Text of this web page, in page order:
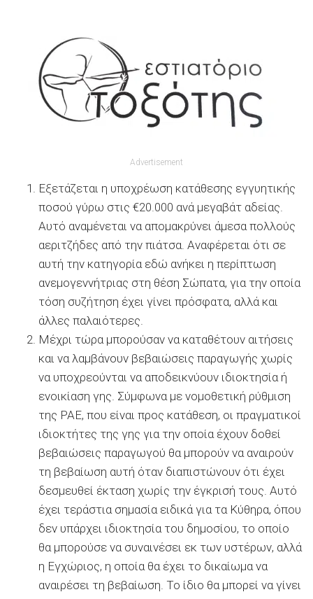
Advertisement
Εξετάζεται η υποχρέωση κατάθεσης εγγυητικής
ποσού γύρω στις €20.000 ανά μεγαβάτ αδείας.
Αυτό αναμένεται να απομακρύνει άμεσα πολλούς
αεριτζήδες από την πιάτσα. Αναφέρεται ότι σε
αυτή την κατηγορία εδώ ανήκει η περίπτωση
ανεμογεννήτριας στη θέση Σώπατα, για την οποία
τόση συζήτηση έχει γίνει πρόσφατα, αλλά και
άλλες παλαιότερες.
Μέχρι τώρα μπορούσαν να καταθέτουν αιτήσεις
και να λαμβάνουν βεβαιώσεις παραγωγής χωρίς
να υποχρεούνται να αποδεικνύουν ιδιοκτησία ή
ενοικίαση γης. Σύμφωνα με νομοθετική ρύθμιση
της ΡΑΕ, που είναι προς κατάθεση, οι πραγματικοί
ιδιοκτήτες της γης για την οποία έχουν δοθεί
βεβαιώσεις παραγωγού θα μπορούν να αναιρούν
τη βεβαίωση αυτή όταν διαπιστώνουν ότι έχει
δεσμευθεί έκταση χωρίς την έγκρισή τους. Αυτό
έχει τεράστια σημασία ειδικά για τα Κύθηρα, όπου
δεν υπάρχει ιδιοκτησία του δημοσίου, το οποίο
θα μπορούσε να συναινέσει εκ των υστέρων, αλλά
η Εγχώριος, η οποία θα έχει το δικαίωμα να
αναιρέσει τη βεβαίωση. Το ίδιο θα μπορεί να γίνει